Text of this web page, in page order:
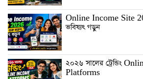
Online Income Site
ভবিষ্যৎ গড়ুন
২০২৬ সালের ট্রেন্ডিং
Platforms